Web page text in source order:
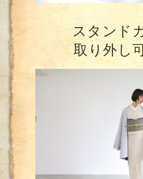
スタンド
取り外し